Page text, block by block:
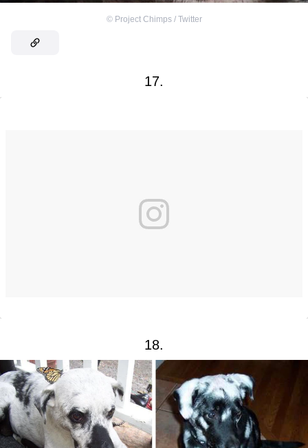
© Project Chimps / Twitter
17.
18.